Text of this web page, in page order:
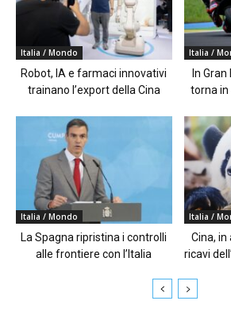
Italia / Mondo
Robot, IA e farmaci innovativi
trainano l’export della Cina
Italia /
In
torna in
Italia / Mondo
La Spagna ripristina i controlli
alle frontiere con l’Italia
Italia /
Cina, in
ricavi